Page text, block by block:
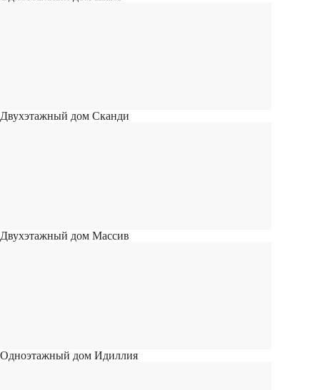
Двухэтажный дом Сканди
Двухэтажный дом Массив
Одноэтажный дом Идиллия